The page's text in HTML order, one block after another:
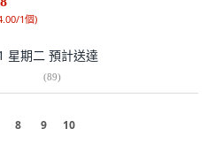
1個)
星期二 預計送達
(89)
8 9 10